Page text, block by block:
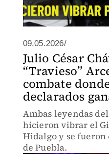
09.05.2026/
Julio César
“Travieso”
combate
declarados
Ambas leyendas
hicieron vibrar el
Hidalgo y se
de Puebla.